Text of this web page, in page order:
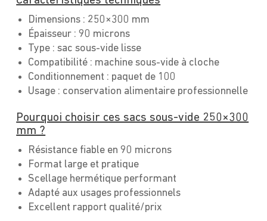
Dimensions : 250×300 mm
Épaisseur : 90 microns
Type : sac sous-vide lisse
Compatibilité : machine sous-vide à cloche
Conditionnement : paquet de 100
Usage : conservation alimentaire professionnelle
Pourquoi choisir ces sacs sous-vide 250×300
mm ?
Résistance fiable en 90 microns
Format large et pratique
Scellage hermétique performant
Adapté aux usages professionnels
Excellent rapport qualité/prix